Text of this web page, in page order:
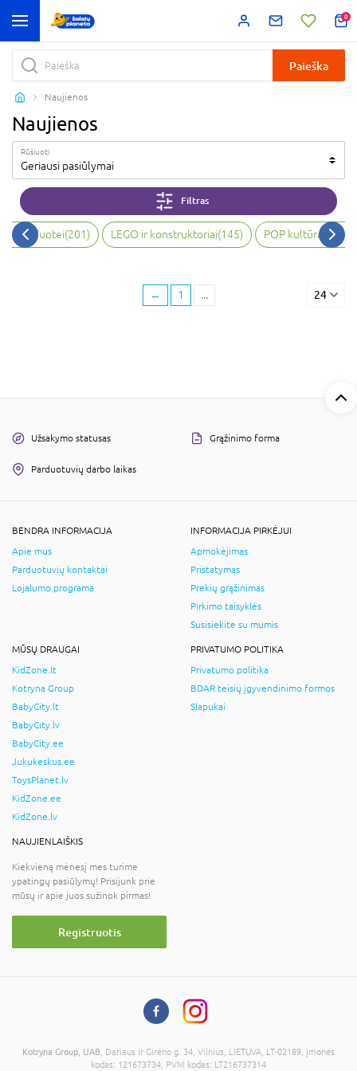
0
Paieška
Naujienos
Naujienos
Rūšiuoti
Geriausi pasiūlymai
Filtras
vaizduotei(201) LEGO ir konstruktoriai(145) POP kultūra ir
← 1 ... 24
Užsakymo statusas Grąžinimo forma
Parduotuvių darbo laikas
BENDRA INFORMACIJA
Apie mus
Parduotuvių kontaktai
Lojalumo programa
INFORMACIJA PIRKĖJUI
Apmokėjimas
Pristatymas
Prekių grąžinimas
Pirkimo taisyklės
Susisiekite su mumis
MŪSŲ DRAUGAI
KidZone.lt
Kotryna Group
BabyCity.lt
BabyCity.lv
BabyCity.ee
Jukukeskus.ee
ToysPlanet.lv
KidZone.ee
KidZone.lv
PRIVATUMO POLITIKA
Privatumo politika
BDAR teisių įgyvendinimo formos
Slapukai
NAUJIENLAIŠKIS
Kiekvieną mėnesį mes turime
ypatingų pasiūlymų! Prisijunk prie
mūsų ir apie juos sužinok pirmas!
Registruotis
Kotryna Group, UAB , Dariaus ir Girėno g. 34, Vilnius, LIETUVA, LT-02189, Įmonės
kodas: 121673734, PVM kodas: LT216737314